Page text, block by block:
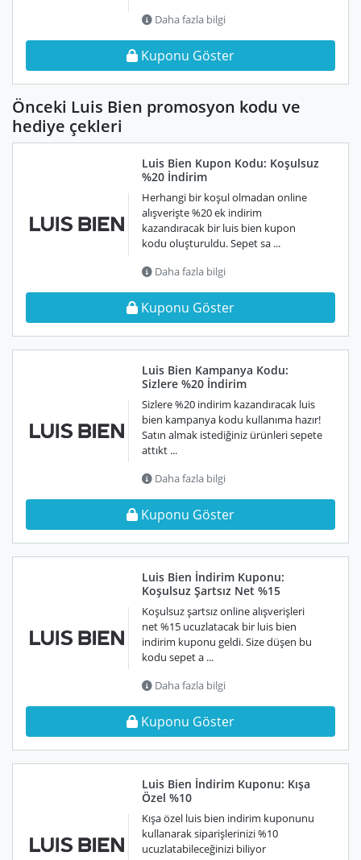
Daha fazla bilgi
Kuponu Göster
Önceki Luis Bien promosyon kodu ve
hediye çekleri
Luis Bien Kupon Kodu: Koşulsuz
%20 İndirim
Herhangi bir koşul olmadan online
alışverişte %20 ek indirim
kazandıracak bir luis bien kupon
kodu oluşturuldu. Sepet sa ...
Daha fazla bilgi
Kuponu Göster
Luis Bien Kampanya Kodu:
Sizlere %20 İndirim
Sizlere %20 indirim kazandıracak luis
bien kampanya kodu kullanıma hazır!
Satın almak istediğiniz ürünleri sepete
attıkt ...
Daha fazla bilgi
Kuponu Göster
Luis Bien İndirim Kuponu:
Koşulsuz Şartsız Net %15
Koşulsuz şartsız online alışverişleri
net %15 ucuzlatacak bir luis bien
indirim kuponu geldi. Size düşen bu
kodu sepet a ...
Daha fazla bilgi
Kuponu Göster
Luis Bien İndirim Kuponu: Kışa
Özel %10
Kışa özel luis bien indirim kuponunu
kullanarak siparişlerinizi %10
ucuzlatabileceğinizi biliyor